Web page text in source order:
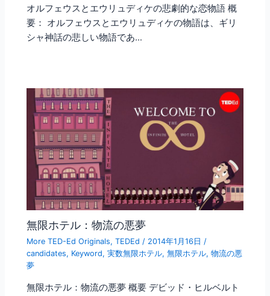
オルフェウスとエウリュディケの悲劇的な恋物語 概
要： オルフェウスとエウリュディケの物語は、ギリ
シャ神話の悲しい物語であ…
無限ホテル：物流の悪夢
More TED-Ed Originals,TEDEd / 2014年1月16日 /
candidates, Keyword,実数無限ホテル,無限ホテル,物流の悪
夢
無限ホテル：物流の悪夢 概要 デビッド・ヒルベルト